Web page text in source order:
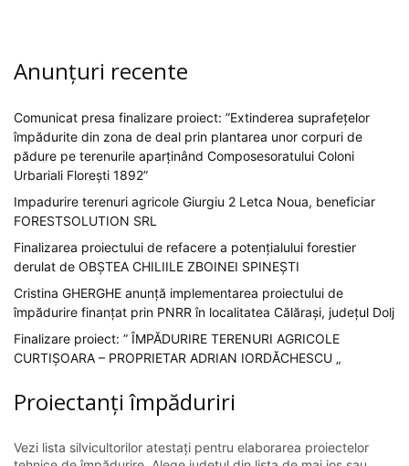
Anunțuri recente
Comunicat presa finalizare proiect: ”Extinderea suprafețelor
împădurite din zona de deal prin plantarea unor corpuri de
pădure pe terenurile aparținând Composesoratului Coloni
Urbariali Florești 1892”
Impadurire terenuri agricole Giurgiu 2 Letca Noua, beneficiar
FORESTSOLUTION SRL
Finalizarea proiectului de refacere a potențialului forestier
derulat de OBȘTEA CHILIILE ZBOINEI SPINEȘTI
Cristina GHERGHE anunță implementarea proiectului de
împădurire finanțat prin PNRR în localitatea Călărași, județul Dolj
Finalizare proiect: ” ÎMPĂDURIRE TERENURI AGRICOLE
CURTIȘOARA – PROPRIETAR ADRIAN IORDĂCHESCU „
Proiectanți împăduriri
Vezi lista silvicultorilor atestați pentru elaborarea proiectelor